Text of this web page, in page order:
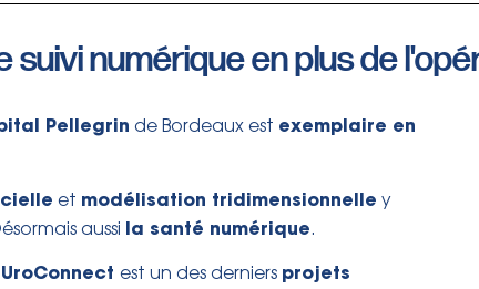
suivi numérique en plus de
Pellegrin de Bordeaux est exemplaire en
et modélisation tridimensionnelle y
aussi la santé numérique.
UroConnect est un des derniers projets